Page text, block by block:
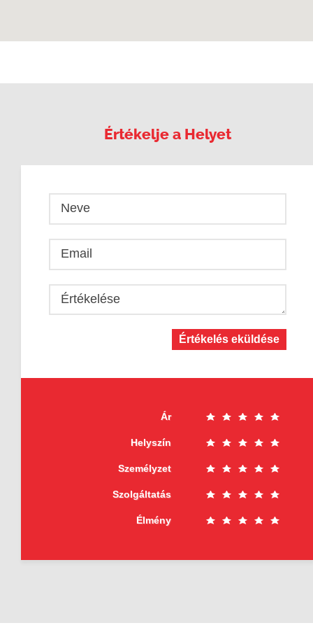
Értékelje a Helyet
Neve
Email
Értékelése
Értékelés eküldése
Ár
Helyszín
Személyzet
Szolgáltatás
Élmény